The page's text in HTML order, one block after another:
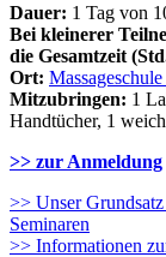
Dauer: 1 Tag von
Bei kleinerer
die Gesamtzeit
Ort:
Mitzubringen: 1
Handtücher, 1
>> zur Anmeldung
>> Unser
Seminaren
>> Informationen